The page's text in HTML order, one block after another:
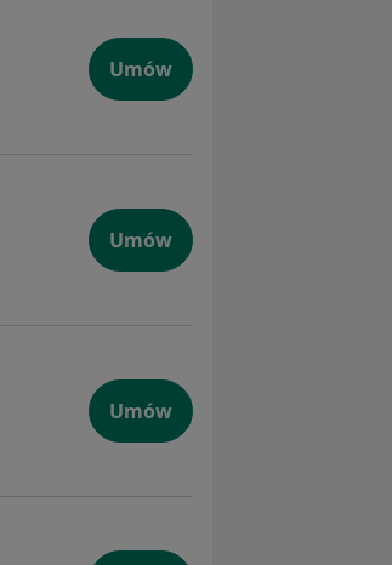
Umów
Umów
Umów